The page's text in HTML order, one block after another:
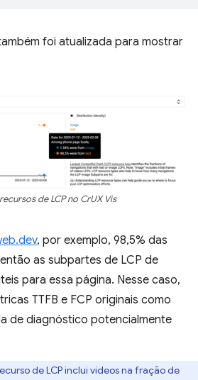
foi atualizada para mostrar
de LCP no CrUX Vis
, por exemplo, 98,5% das
as subpartes de LCP de
para essa página. Nesse caso,
TTFB e FCP originais como
de diagnóstico potencialmente
de LCP inclui vídeos na fração de